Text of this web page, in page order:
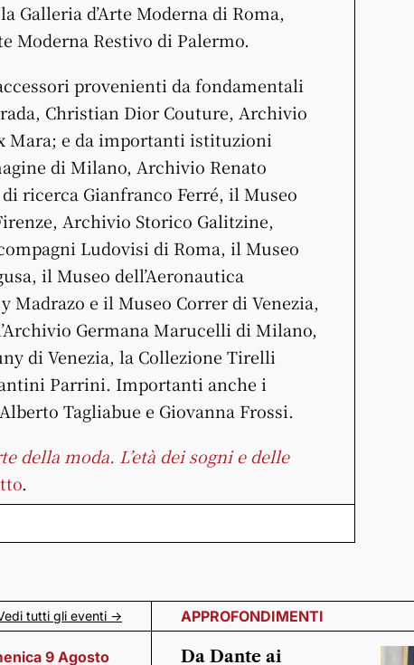
Galleria d’Arte Moderna di Roma,
Moderna Restivo di Palermo.
provenienti da fondamentali
Christian Dior Couture, Archivio
Mara; e da importanti istituzioni
di Milano, Archivio Renato
ricerca Gianfranco Ferré, il Museo
Archivio Storico Galitzine,
Ludovisi di Roma, il Museo
il Museo dell’Aeronautica
e il Museo Correr di Venezia,
Germana Marucelli di Milano,
di Venezia, la Collezione Tirelli
Parrini. Importanti anche i
Tagliabue e Giovanna Frossi.
della moda. L’età dei sogni e delle
.
tutti gli eventi ->
9 Agosto
APPROFONDIMENTI
Da Dante ai